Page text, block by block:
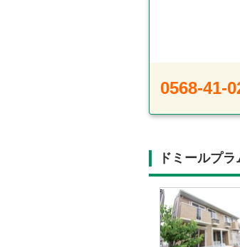
0568-41-
ドミールプ